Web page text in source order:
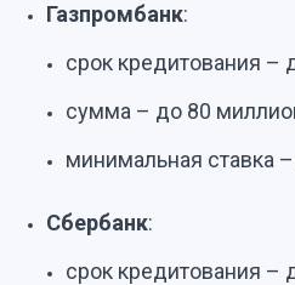
Газпромбанк:
срок кредитования –
сумма – до 80
минимальная ставка –
Сбербанк:
срок кредитования –